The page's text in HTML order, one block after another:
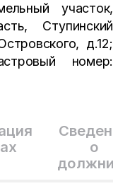
Сведения
о
участок,
Ступинский
д.12;
номер: